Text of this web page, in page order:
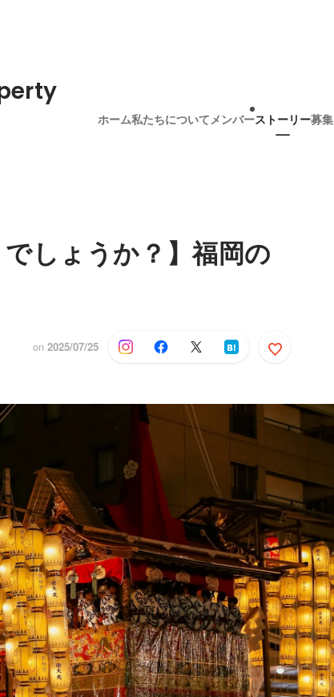
ホーム私たちについて メンバーストーリー募集
しょうか？】福岡の
on 2025/07/25